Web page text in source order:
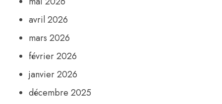
avril 2026
mars 2026
février 2026
janvier 2026
décembre 2025